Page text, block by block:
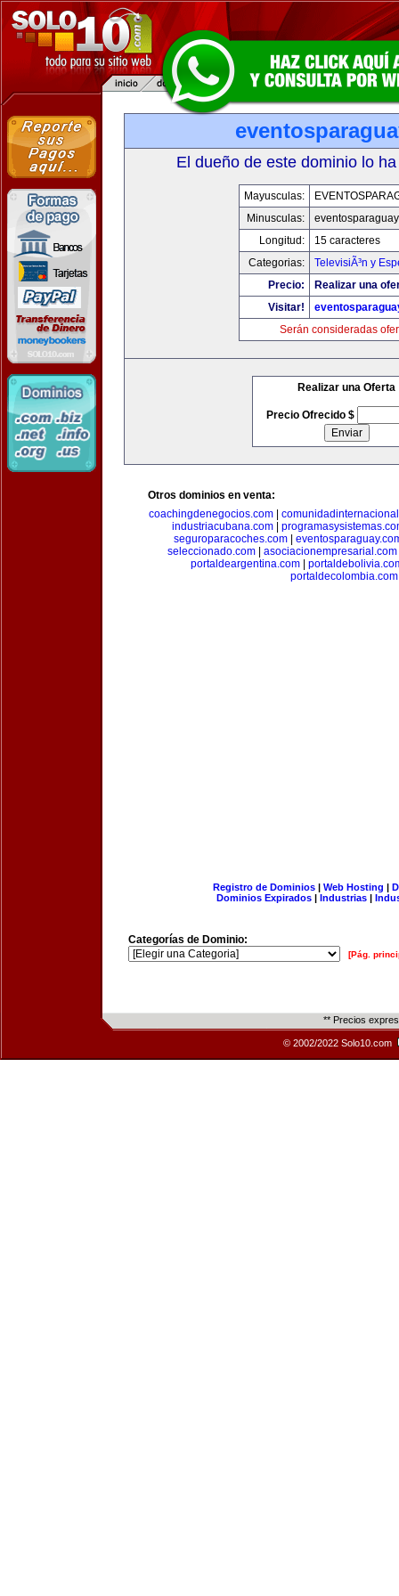
El dueño de este dominio lo
Mayusculas:
Minusculas:
Longitud:
15 caracteres
Categorias:
TelevisiÃ³n y
Precio:
Realizar una
Visitar!
Serán consideradas
Realizar una Oferta
Precio Ofrecido $
Otros dominios en venta:
coachingdenegocios.com
industriacubana.com
seguroparacoches.com|
seleccionado.com| asociacionempresarial.com
portaldeargentina.com|
portaldecolombia.com
Registro de Dominios| Web Hosting |
Dominios Expirados | Industrias |
Categorías de Dominio:
[Pág.
** Precios
© 2002/2022 Solo10.com